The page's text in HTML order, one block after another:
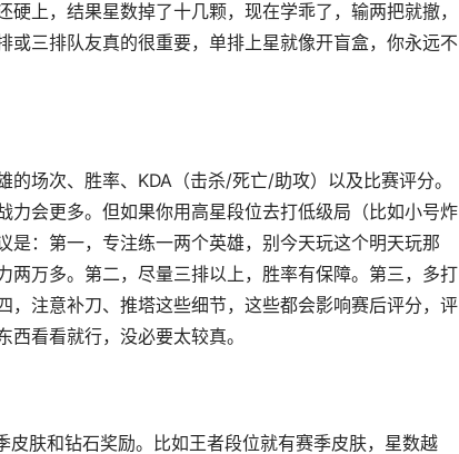
上，结果星数掉了十几颗，现在学乖了，输两把就撤，
三排队友真的很重要，单排上星就像开盲盒，你永远不
场次、胜率、KDA（击杀/死亡/助攻）以及比赛评分。
会更多。但如果你用高星段位去打低级局（比如小号炸
：第一，专注练一两个英雄，别今天玩这个明天玩那
万多。第二，尽量三排以上，胜率有保障。第三，多打
注意补刀、推塔这些细节，这些都会影响赛后评分，评
看看就行，没必要太较真。
肤和钻石奖励。比如王者段位就有赛季皮肤，星数越